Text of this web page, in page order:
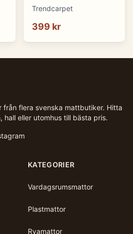
(rosa) (Storlek: Ø 80
Trendcarpet
399 kr
flera svenska mattbutiker. Hitta
eller utomhus till bästa pris.
KATEGORIER
Vardagsrumsmattor
Plastmattor
Ryamattor